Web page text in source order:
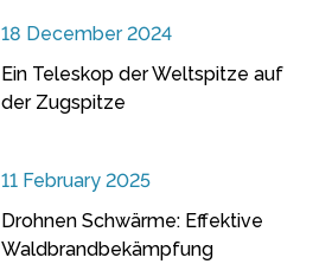
18 December 2024
Ein Teleskop der Weltspitze auf
der Zugspitze
11 February 2025
Drohnen Schwärme: Effektive
Waldbrandbekämpfung